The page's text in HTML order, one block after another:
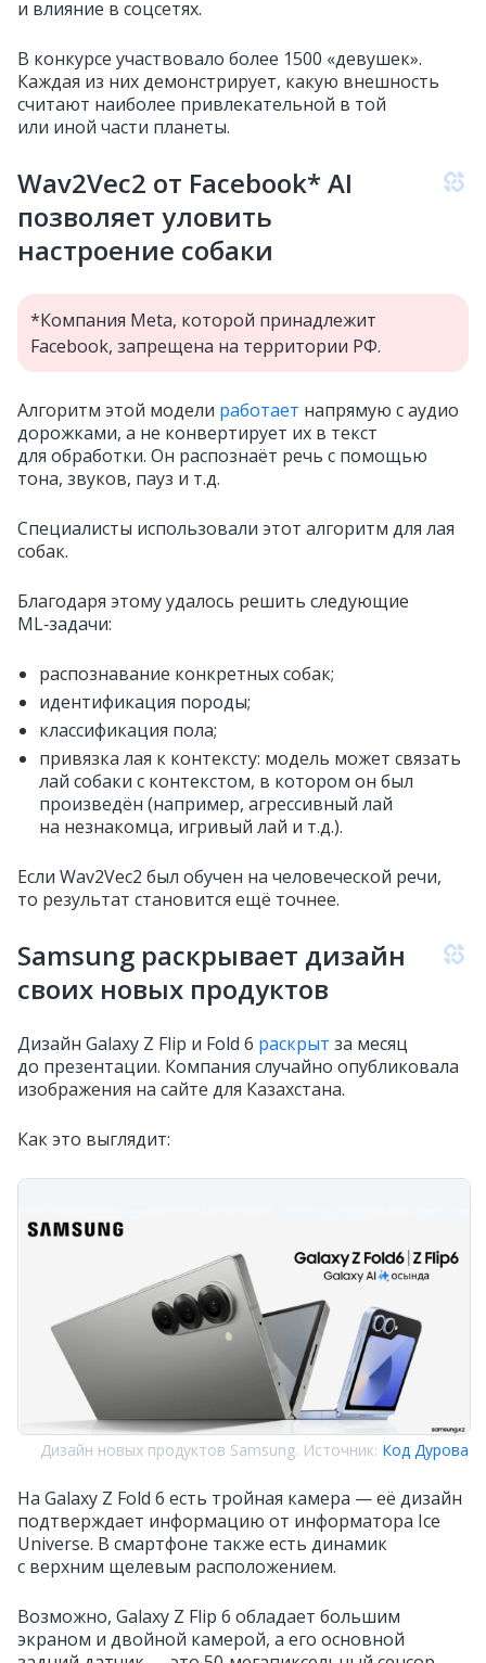
и влияние в соцсетях.
В конкурсе участвовало более 1500 «девушек».
Каждая из них демонстрирует, какую внешность
считают наиболее привлекательной в той
или иной части планеты.
Wav2Vec2 от Facebook* AI
позволяет уловить
настроение собаки
*Компания Meta, которой принадлежит
Facebook, запрещена на территории РФ.
Алгоритм этой модели работает напрямую с аудио
дорожками, а не конвертирует их в текст
для обработки. Он распознаёт речь с помощью
тона, звуков, пауз и т.д.
Специалисты использовали этот алгоритм для лая
собак.
Благодаря этому удалось решить следующие
ML‑задачи:
распознавание конкретных собак;
идентификация породы;
классификация пола;
привязка лая к контексту: модель может связать
лай собаки с контекстом, в котором он был
произведён (например, агрессивный лай
на незнакомца, игривый лай и т.д.).
Если Wav2Vec2 был обучен на человеческой речи,
то результат становится ещё точнее.
Samsung раскрывает дизайн
своих новых продуктов
Дизайн Galaxy Z Flip и Fold 6 раскрыт за месяц
до презентации. Компания случайно опубликовала
изображения на сайте для Казахстана.
Как это выглядит:
Дизайн новых продуктов Samsung. Источник: Код Дурова
На Galaxy Z Fold 6 есть тройная камера — её дизайн
подтверждает информацию от информатора Ice
Universe. В смартфоне также есть динамик
с верхним щелевым расположением.
Возможно, Galaxy Z Flip 6 обладает большим
экраном и двойной камерой, а его основной